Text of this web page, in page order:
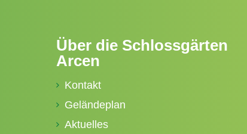
Über die Schlossgärten
Arcen
Kontakt
Geländeplan
Aktuelles